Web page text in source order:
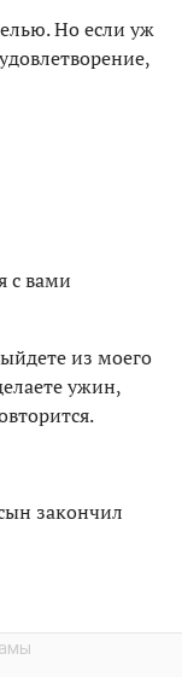
Но если уж
с вами
из моего
ужин,
закончил